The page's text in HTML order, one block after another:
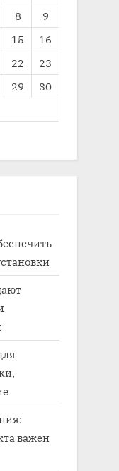
8
9
15
16
22
23
29
30
важен